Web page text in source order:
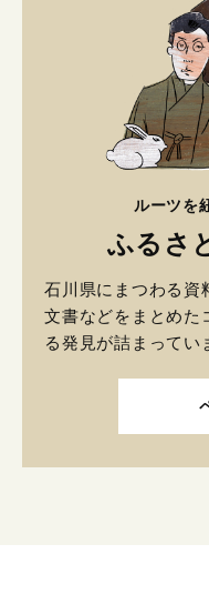
ルーツを
ふるさ
石川県にまつわる資
文書などをまとめた
る発見が詰まってい